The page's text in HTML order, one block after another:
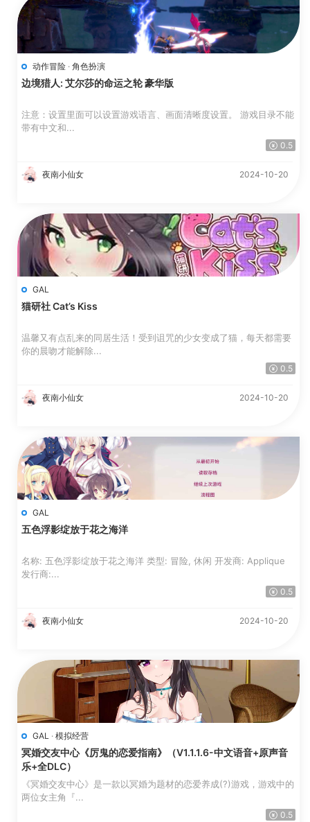
动作冒险 · 角色扮演
边境猎人: 艾尔莎的命运之轮 豪华版
注意：设置里面可以设置游戏语言、画面清晰度设置。 游戏目录不能
带有中文和...
0.5
夜南小仙女 2024-10-20
GAL
猫研社 Cat’s Kiss
温馨又有点乱来的同居生活！受到诅咒的少女变成了猫，每天都需要
你的晨吻才能解除...
0.5
夜南小仙女 2024-10-20
GAL
五色浮影绽放于花之海洋
名称: 五色浮影绽放于花之海洋 类型: 冒险, 休闲 开发商: Applique
发行商:...
0.5
夜南小仙女 2024-10-20
GAL · 模拟经营
冥婚交友中心《厉鬼的恋爱指南》（V1.1.1.6-中文语音+原声音
乐+全DLC）
《冥婚交友中心》是一款以冥婚为题材的恋爱养成(?)游戏，游戏中的
两位女主角『...
0.5